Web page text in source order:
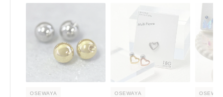
OSEWAYA OSEWAYA